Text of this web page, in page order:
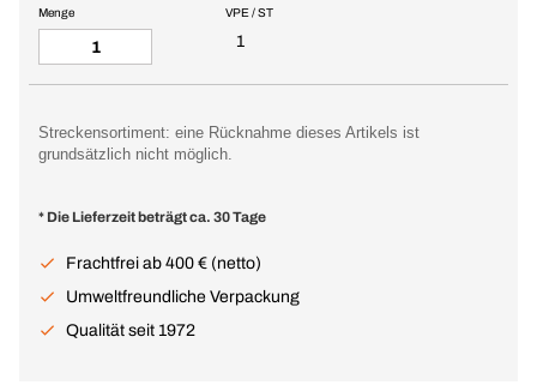
VPE / ST
1
Menge
Streckensortiment: eine Rücknahme dieses Artikels ist
grundsätzlich nicht möglich.
* Die Lieferzeit beträgt ca. 30 Tage
Frachtfrei ab 400 € (netto)
Umweltfreundliche Verpackung
Qualität seit 1972